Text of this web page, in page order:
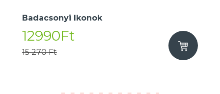
Badacsonyi Ikonok
12990Ft
15 270 Ft